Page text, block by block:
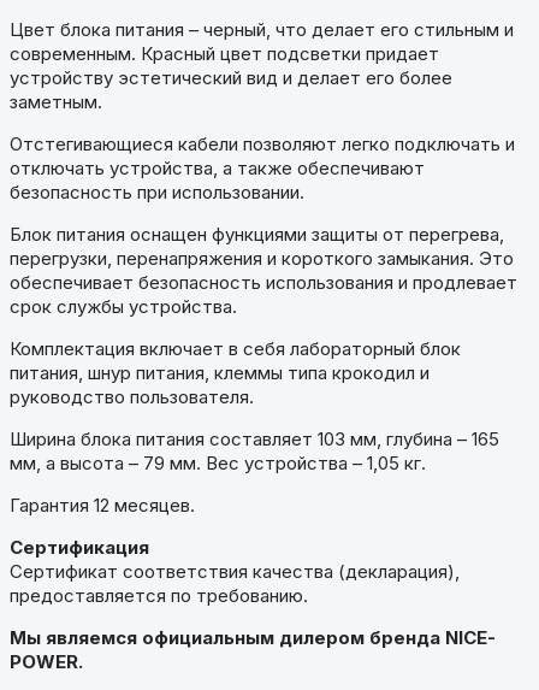
Цвет блока питания – черный, что делает его стильным и
современным. Красный цвет подсветки придает
устройству эстетический вид и делает его более
заметным.
Отстегивающиеся кабели позволяют легко подключать и
отключать устройства, а также обеспечивают
безопасность при использовании.
Блок питания оснащен функциями защиты от перегрева,
перегрузки, перенапряжения и короткого замыкания. Это
обеспечивает безопасность использования и продлевает
срок службы устройства.
Комплектация включает в себя лабораторный блок
питания, шнур питания, клеммы типа крокодил и
руководство пользователя.
Ширина блока питания составляет 103 мм, глубина – 165
мм, а высота – 79 мм. Вес устройства – 1,05 кг.
Гарантия 12 месяцев.
Сертификация
Сертификат соответствия качества (декларация),
предоставляется по требованию.
Мы являемся официальным дилером бренда NICE-
POWER.